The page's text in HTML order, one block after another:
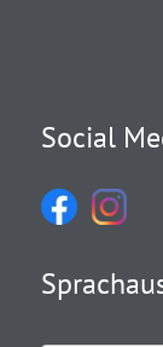
Social